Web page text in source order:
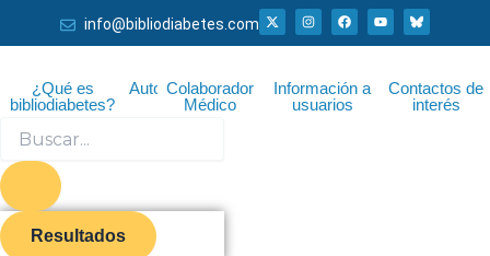
al
info@bibliodiabetes.com
X
-
t
t
t
I
n
s
r
a
F
a
c
o
o
k
Y
o
u
¿Qué es
bibliodiabetes?
AutorColaborador
Médico
Información a
usuarios
Contactos de
interés
Resultados